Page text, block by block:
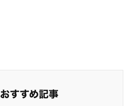
おすすめ記事